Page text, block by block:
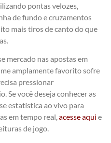
pontas velozes,
de fundo e cruzamentos
mais tiros de canto do que
mercado nas apostas em
amplamente favorito sofre
pressionar
Se você deseja conhecer as
estatística ao vivo para
em tempo real,acesse aqui e
de jogo.